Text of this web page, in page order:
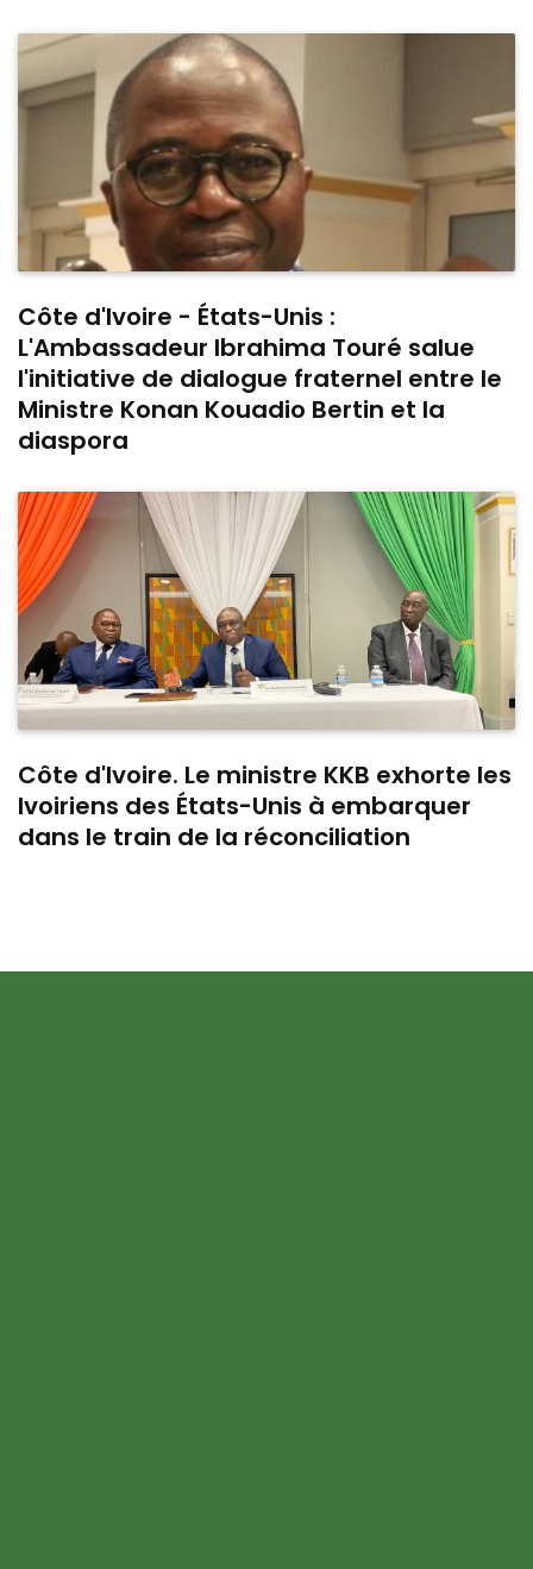
Côte d'Ivoire - États-Unis :
L'Ambassadeur Ibrahima Touré salue
l'initiative de dialogue fraternel entre le
Ministre Konan Kouadio Bertin et la
diaspora
Côte d'Ivoire. Le ministre KKB exhorte les
Ivoiriens des États-Unis à embarquer
dans le train de la réconciliation